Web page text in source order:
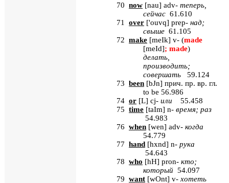
70 now [nau] adv- теперь,
сейчас 61.610
71 over ['ouvq] prep- над;
свыше 61.105
72 make [meIk] v- (made
[meId]; made)
делать,
производить;
совершать
59.124
73 been [bJn] прич. пр. вр. гл.
to be 56.986
74 or [L] cj- или 55.458
75 time [taIm] n- время; раз
54.983
76 when [wen] adv- когда
54.779
77 hand [hxnd] n- рука
54.643
78 who [hH] pron- кто;
который 54.097
79 want [wOnt] v- хотеть